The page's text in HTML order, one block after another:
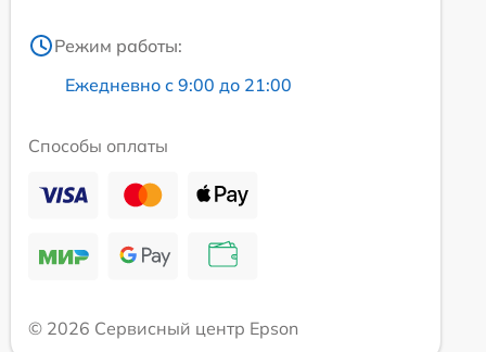
Режим работы:
Ежедневно с 9:00 до 21:00
Способы оплаты
© 2026 Сервисный центр Epson